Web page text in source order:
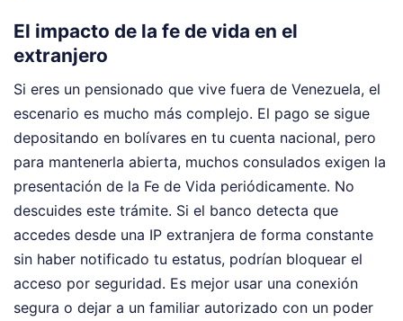
El impacto de la fe de vida en el
extranjero
Si eres un pensionado que vive fuera de Venezuela, el
escenario es mucho más complejo. El pago se sigue
depositando en bolívares en tu cuenta nacional, pero
para mantenerla abierta, muchos consulados exigen la
presentación de la Fe de Vida periódicamente. No
descuides este trámite. Si el banco detecta que
accedes desde una IP extranjera de forma constante
sin haber notificado tu estatus, podrían bloquear el
acceso por seguridad. Es mejor usar una conexión
segura o dejar a un familiar autorizado con un poder